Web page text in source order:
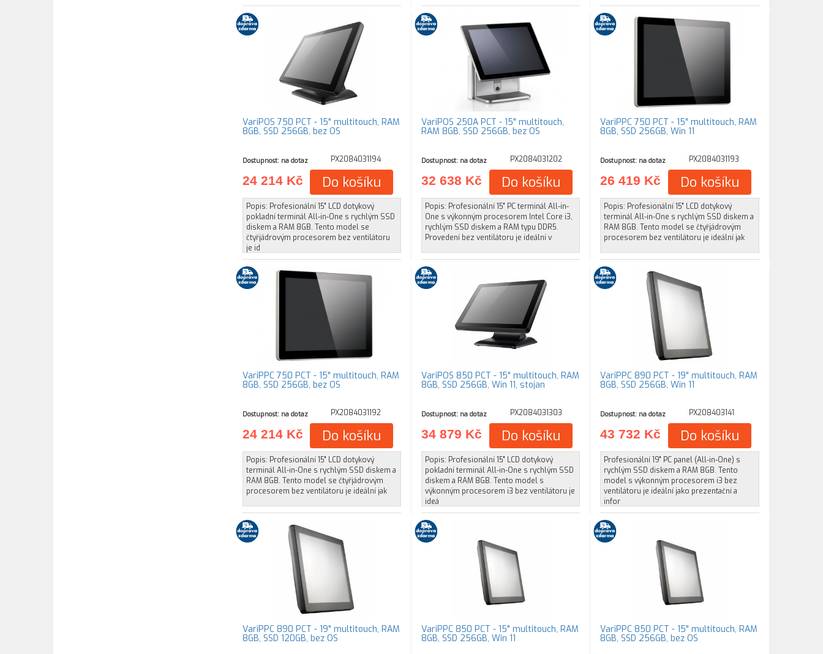
VariPOS 750 PCT - 15" multitouch, RAM
8GB, SSD 256GB, bez OS
Dostupnost: na dotaz PX2084031194
24 214 Kč Do košíku
Popis: Profesionální 15" LCD dotykový
pokladní terminál All-in-One s rychlým SSD
diskem a RAM 8GB. Tento model se
čtyřjádrovým procesorem bez ventilátoru
je id
VariPOS 250A PCT - 15" multitouch,
RAM 8GB, SSD 256GB, bez OS
Dostupnost: na dotaz PX2084031202
32 638 Kč Do košíku
Popis: Profesionální 15" PC terminál All-in-
One s výkonným procesorem Intel Core i3,
rychlým SSD diskem a RAM typu DDR5.
Provedení bez ventilátoru je ideální v
VariPPC 750 PCT - 15" multitouch, RAM
8GB, SSD 256GB, Win 11
Dostupnost: na dotaz PX2084031193
26 419 Kč Do košíku
Popis: Profesionální 15" LCD dotykový
terminál All-in-One s rychlým SSD diskem a
RAM 8GB. Tento model se čtyřjádrovým
procesorem bez ventilátoru je ideální jak
VariPPC 750 PCT - 15" multitouch, RAM
8GB, SSD 256GB, bez OS
Dostupnost: na dotaz PX2084031192
24 214 Kč Do košíku
Popis: Profesionální 15" LCD dotykový
terminál All-in-One s rychlým SSD diskem a
RAM 8GB. Tento model se čtyřjádrovým
procesorem bez ventilátoru je ideální jak
VariPOS 850 PCT - 15" multitouch, RAM
8GB, SSD 256GB, Win 11, stojan
Dostupnost: na dotaz PX2084031303
34 879 Kč Do košíku
Popis: Profesionální 15" LCD dotykový
pokladní terminál All-in-One s rychlým SSD
diskem a RAM 8GB. Tento model s
výkonným procesorem i3 bez ventilátoru je
ideá
VariPPC 890 PCT - 19" multitouch, RAM
8GB, SSD 256GB, Win 11
Dostupnost: na dotaz PX208403141
43 732 Kč Do košíku
Profesionální 19" PC panel (All-in-One) s
rychlým SSD diskem a RAM 8GB. Tento
model s výkonným procesorem i3 bez
ventilátoru je ideální jako prezentační a
infor
VariPPC 890 PCT - 19" multitouch, RAM
8GB, SSD 120GB, bez OS
VariPPC 850 PCT - 15" multitouch, RAM
8GB, SSD 256GB, Win 11
VariPPC 850 PCT - 15" multitouch, RAM
8GB, SSD 256GB, bez OS